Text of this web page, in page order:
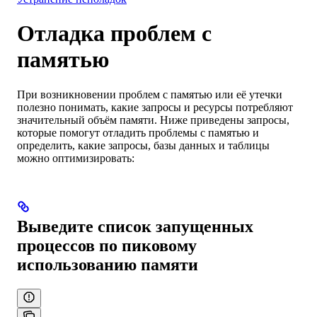
Отладка проблем с
памятью
При возникновении проблем с памятью или её утечки
полезно понимать, какие запросы и ресурсы потребляют
значительный объём памяти. Ниже приведены запросы,
которые помогут отладить проблемы с памятью и
определить, какие запросы, базы данных и таблицы
можно оптимизировать:
Выведите список запущенных
процессов по пиковому
использованию памяти